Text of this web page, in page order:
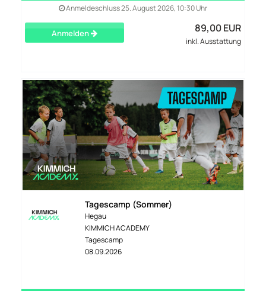
Anmeldeschluss 25. August 2026, 10:30 Uhr
Anmelden 89,00 EUR
inkl. Ausstattung
Tagescamp (Sommer)
Hegau
KIMMICH ACADEMY
Tagescamp
08.09.2026